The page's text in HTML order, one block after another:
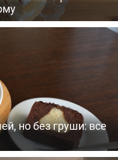
но без груши: все